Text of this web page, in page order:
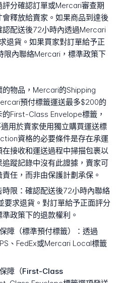
分確認訂單或Mercari審查期
釋放給賣家。如果商品到達後
配送後72小時內透過Mercari
退貨。如果買家對訂單給予正
限內聯絡Mercari，標準政策下
物品，Mercari的Shipping
預付標籤運送最多$200的
First-Class Envelope標籤，
用於賣家使用獨立購買運送標
資格的必要條件是存在承運
接收和運送過程中掃描包裹以
蹤記錄中沒有此證據，賣家可
任，而非由保護計劃承保。
限： 確認配送後72小時內聯絡
要求退貨。對訂單給予正面評分
政策下的退款權利。
（標準預付標籤）： 透過
、FedEx或Mercari Local標籤
障（First-Class